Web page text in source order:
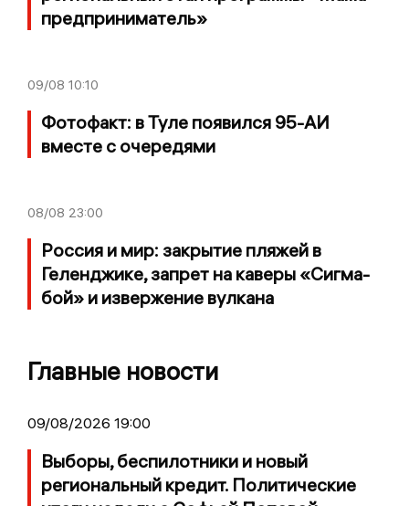
предприниматель»
09/08 10:10
Фотофакт: в Туле появился 95-АИ
вместе с очередями
08/08 23:00
Россия и мир: закрытие пляжей в
Геленджике, запрет на каверы «Сигма-
бой» и извержение вулкана
Главные новости
09/08/2026 19:00
Выборы, беспилотники и новый
региональный кредит. Политические